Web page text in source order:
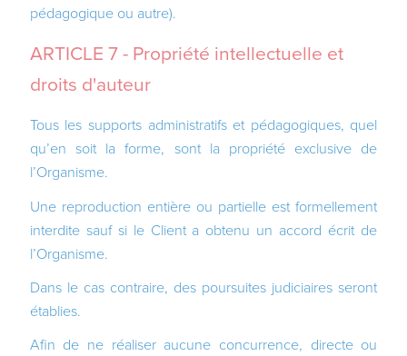
pédagogique ou autre).
ARTICLE 7 - Propriété intellectuelle et
droits d'auteur
Tous les supports administratifs et pédagogiques, quel
qu’en soit la forme, sont la propriété exclusive de
l’Organisme.
Une reproduction entière ou partielle est formellement
interdite sauf si le Client a obtenu un accord écrit de
l’Organisme.
Dans le cas contraire, des poursuites judiciaires seront
établies.
Afin de ne réaliser aucune concurrence, directe ou